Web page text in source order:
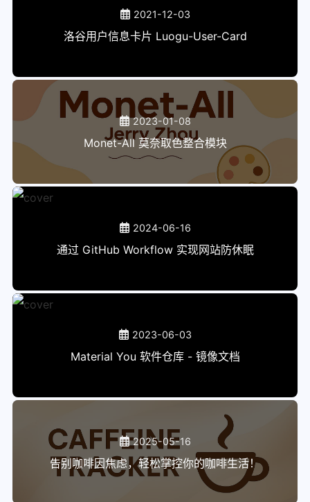
2021-12-03
洛谷用户信息卡片 Luogu-User-Card
2023-01-08
Monet-All 莫奈取色整合模块
2024-06-16
通过 GitHub Workflow 实现网站防休眠
2023-06-03
Material You 软件仓库 - 镜像文档
2025-05-16
告别咖啡因焦虑，轻松掌控你的咖啡生活！